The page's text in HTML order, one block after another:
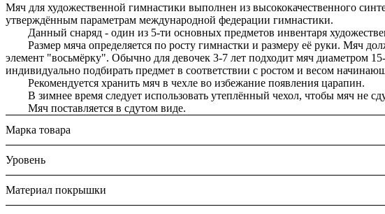
Мяч для художественной гимнастики выполнен из высококачественного
утверждённым параметрам международной федерации гимнастики.
Данный снаряд - один из 5-ти основных предметов инвентаря
Размер мяча определяется по росту гимнастки и размеру её руки. Мяч
элемент "восьмёрку". Обычно для девочек 3-7 лет подходит мяч диаметром
индивидуально подбирать предмет в соответствии с ростом и весом
Рекомендуется хранить мяч в чехле во избежание появления царапин.
В зимнее время следует использовать утеплённый чехол, чтобы мяч не
Мяч поставляется в сдутом виде.
Марка товара
Уровень
Материал покрышки